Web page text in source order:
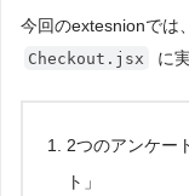
今回のextesnionでは
Checkout.jsx に
2つのアンケー
ト」